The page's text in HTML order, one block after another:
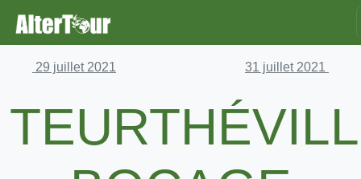
29 juillet 2021 31 juillet 2021